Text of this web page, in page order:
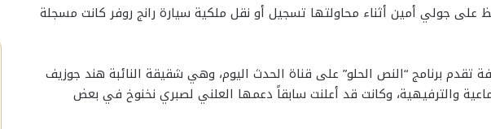
على جولي أمين أثناء محاولتها تسجيل أو نقل ملكية سيارة رانج روفر كانت مسجلة
تقدم برنامج “النص الحلو” على قناة الحدث اليوم، وهي شقيقة النائبة هند جوزيف
والترفيهية، وكانت قد أعلنت سابقاً دعمها العلني لصبري نخنوخ في بعض